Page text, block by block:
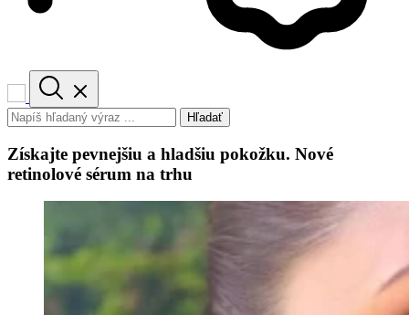
Hľadať
Získajte pevnejšiu a hladšiu pokožku. Nové
retinolové sérum na trhu